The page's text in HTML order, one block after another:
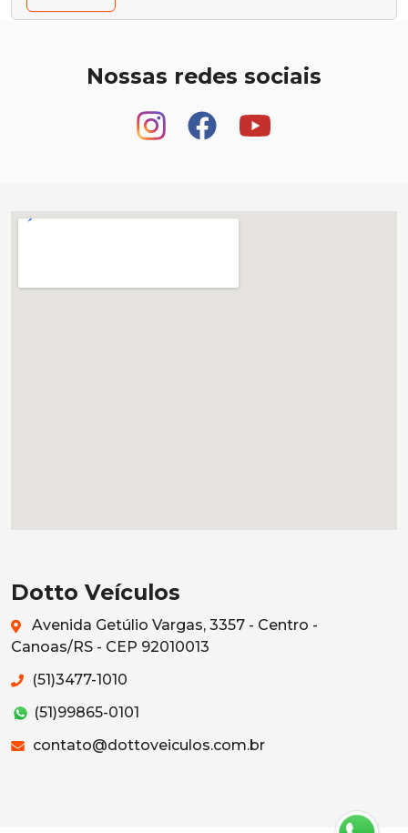
Nossas redes sociais
Dotto Veículos
Avenida Getúlio Vargas, 3357 - Centro -
Canoas/RS - CEP 92010013
(51)3477-1010
(51)99865-0101
contato@dottoveiculos.com.br